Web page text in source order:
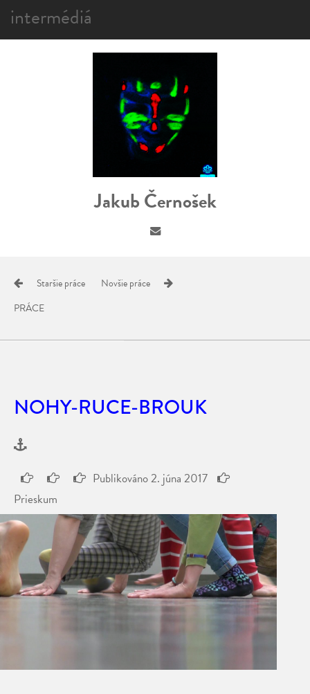
intermédiá
Jakub Černošek
Staršie práce
Novšie práce
PRÁCE
NOHY-RUCE-BROUK
Publikováno2. júna 2017
Prieskum